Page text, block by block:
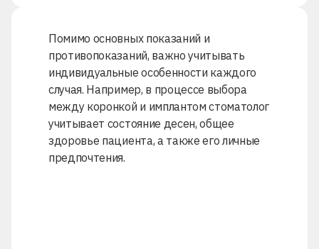
Помимо основных показаний и
противопоказаний, важно учитывать
индивидуальные особенности каждого
случая. Например, в процессе выбора
между коронкой и имплантом стоматолог
учитывает состояние десен, общее
здоровье пациента, а также его личные
предпочтения.